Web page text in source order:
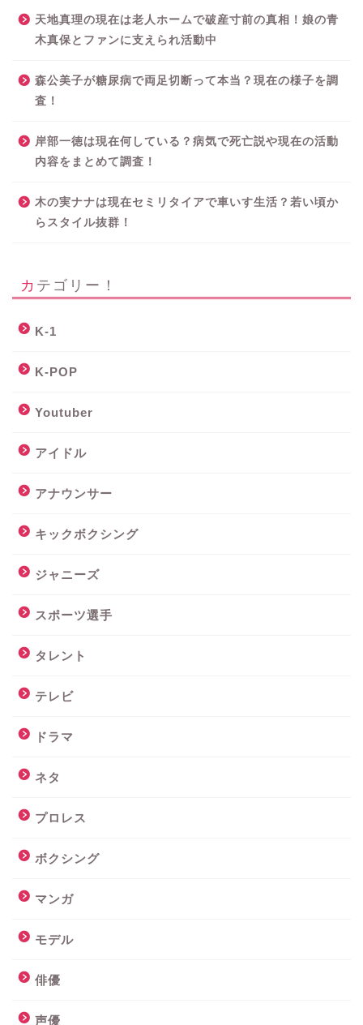
天地真理の現在は老人ホームで破産寸前の真相！娘の青
木真保とファンに支えられ活動中
森公美子が糖尿病で両足切断って本当？現在の様子を調
査！
岸部一徳は現在何している？病気で死亡説や現在の活動
内容をまとめて調査！
木の実ナナは現在セミリタイアで車いす生活？若い頃か
らスタイル抜群！
カテゴリー！
K-1
K-POP
Youtuber
アイドル
アナウンサー
キックボクシング
ジャニーズ
スポーツ選手
タレント
テレビ
ドラマ
ネタ
プロレス
ボクシング
マンガ
モデル
俳優
声優